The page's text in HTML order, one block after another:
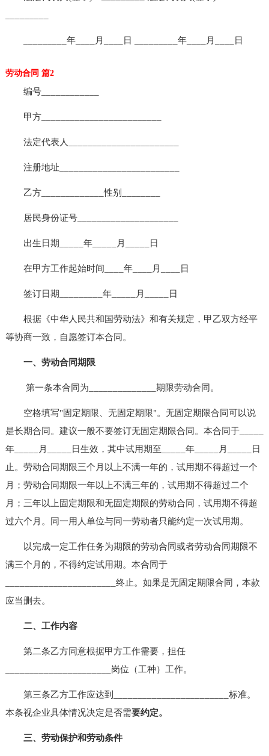
_________年____月____日 _________年____月____日
劳动合同 篇2
编号____________
甲方_________________________
法定代表人_______________________
注册地址_________________________
乙方_____________性别________
居民身份证号_____________________
出生日期_____年_____月_____日
在甲方工作起始时间____年____月____日
签订日期_________年_____月_____日
根据《中华人民共和国劳动法》和有关规定，甲乙双方经平
等协商一致，自愿签订本合同。
一、劳动合同期限
第一条本合同为______________期限劳动合同。
空格填写"固定期限、无固定期限"。无固定期限合同可以说
是长期合同。建议一般不要签订无固定期限合同。本合同于_____
年_____月_____日生效，其中试用期至_____年_____月_____日
止。劳动合同期限三个月以上不满一年的，试用期不得超过一个
月；劳动合同期限一年以上不满三年的，试用期不得超过二个
月；三年以上固定期限和无固定期限的劳动合同，试用期不得超
过六个月。同一用人单位与同一劳动者只能约定一次试用期。
以完成一定工作任务为期限的劳动合同或者劳动合同期限不
满三个月的，不得约定试用期。本合同于
_______________________终止。如果是无固定期限合同，本款
应当删去。
二、工作内容
第二条乙方同意根据甲方工作需要，担任
______________________岗位（工种）工作。
第三条乙方工作应达到________________________标准。
本条视企业具体情况决定是否需要约定。
三、劳动保护和劳动条件